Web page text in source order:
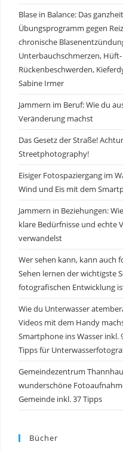
Blase in Balance: Das
Übungsprogramm gegen
chronische
Unterbauchschmerzen,
Rückenbeschwerden,
Sabine Irmer
Jammern im Beruf: Wie du
Veränderung machst
Das Gesetz der Straße!
Streetphotography!
Eisiger Fotospaziergang im
Wind und Eis mit dem
Jammern in Beziehungen:
klare Bedürfnisse und echte
verwandelst
Wer sehen kann, kann auch
Sehen lernen der wichtigste
fotografischen Entwicklung
Wie du Unterwasser
Videos mit dem Handy
Smartphone ins Wasser inkl.
Tipps für
Gemeindezentrum
wunderschöne
Gemeinde inkl. 37 Tipps
Bücher